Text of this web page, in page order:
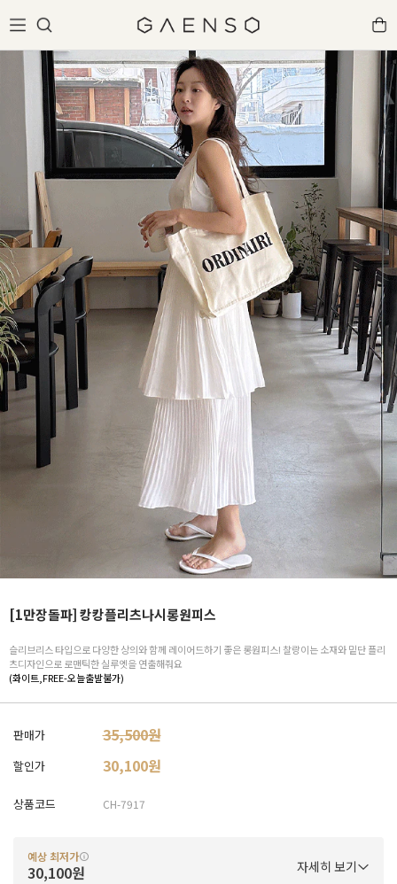
[1만장돌파] 캉캉플리츠나시롱원피스
슬리브리스 타입으로 다양한 상의와 함께 레이어드하기 좋은 롱원피스! 찰랑이는 소재와 밑단 플리
츠디자인으로 로맨틱한 실루엣을 연출해줘요
(화이트,FREE-오늘출발불가)
판매가 35,500원
할인가 30,100원
상품코드 CH-7917
예상 최저가
30,100원 자세히 보기